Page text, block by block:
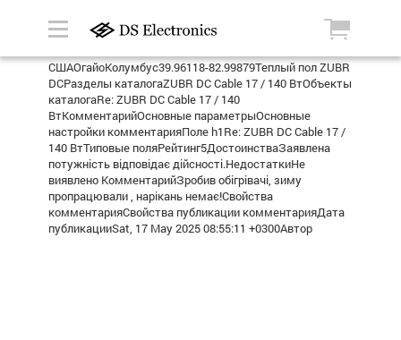
СШАОгайоКолумбус39.96118-82.99879Теплый пол ZUBR
DCРазделы каталогаZUBR DC Cable 17 / 140 ВтОбъекты
каталогаRe: ZUBR DC Cable 17 / 140
ВтКомментарийОсновные параметрыОсновные
настройки комментарияПоле h1Re: ZUBR DC Cable 17 /
140 ВтТиповые поляРейтинг5ДостоинстваЗаявлена
потужність відповідає дійсності.НедостаткиНе
виявлено КомментарийЗробив обігрівачі, зиму
пропрацювали , нарікань немає!Свойства
комментарияСвойства публикации комментарияДата
публикацииSat, 17 May 2025 08:55:11 +0300Автор